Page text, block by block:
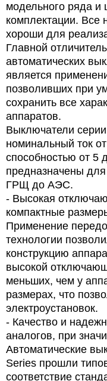
модельного ряда и
комплектации. Все
хороши для
Главной
автоматических
является
позволивших при
сохранить все
аппаратов.
Выключатели
номинальный ток
способностью от 5
предназначены
ГРЩ до АЭС.
- Высокая
компактные
Применение
технологии
конструкцию
высокой
меньших, чем у
размерах, что
электроустановок.
- Качество и
аналогов, при
Автоматические
Series прошли
соответствие